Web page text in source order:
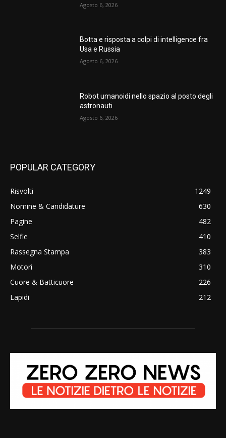
Agosto 6, 2026
Botta e risposta a colpi di intelligence fra
Usa e Russia
Agosto 6, 2026
Robot umanoidi nello spazio al posto degli
astronauti
Agosto 6, 2026
POPULAR CATEGORY
Risvolti
1249
Nomine & Candidature
630
Pagine
482
Selfie
410
Rassegna Stampa
383
Motori
310
Cuore & Batticuore
226
Lapidi
212